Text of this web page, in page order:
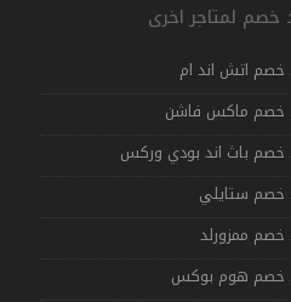
خصم لمتاجر اخرى
خصم اتش اند ام
خصم ماكس فاشن
خصم باث اند بودي وركس
خصم ستايلي
خصم ممزورلد
خصم هوم بوكس